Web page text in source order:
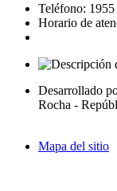
Teléfono: 1955
Horario de
Desarrollado
Rocha -
Mapa del sitio